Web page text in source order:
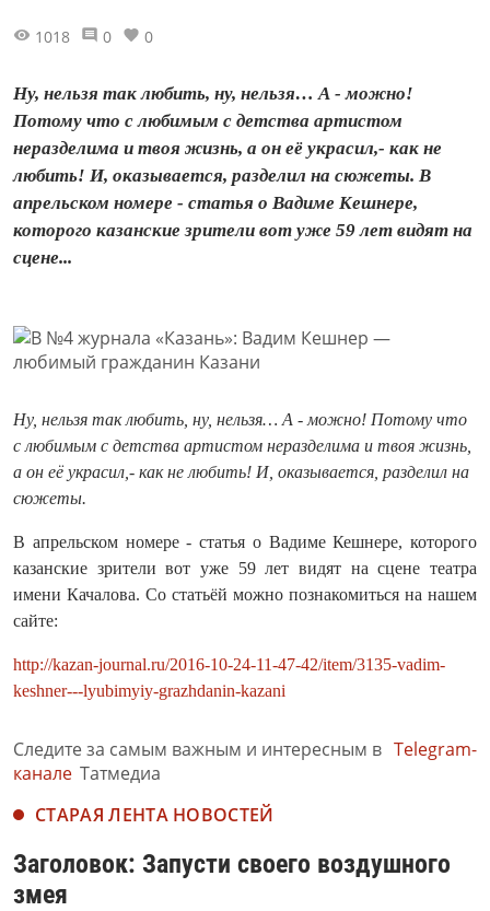
1018 0 0
Ну, нельзя так любить, ну, нельзя… А - можно!
Потому что с любимым с детства артистом
неразделима и твоя жизнь, а он её украсил,- как не
любить! И, оказывается, разделил на сюжеты. В
апрельском номере - статья о Вадиме Кешнере,
которого казанские зрители вот уже 59 лет видят на
сцене...
Ну, нельзя так любить, ну, нельзя… А - можно! Потому что
с любимым с детства артистом неразделима и твоя жизнь,
а он её украсил,- как не любить! И, оказывается, разделил на
сюжеты.
В апрельском номере - статья о Вадиме Кешнере, которого
казанские зрители вот уже 59 лет видят на сцене театра
имени Качалова. Со статьёй можно познакомиться на нашем
сайте:
http://kazan-journal.ru/2016-10-24-11-47-42/item/3135-vadim-
keshner---lyubimyiy-grazhdanin-kazani
Следите за самым важным и интересным в Telegram-
канале Татмедиа
СТАРАЯ ЛЕНТА НОВОСТЕЙ
Заголовок: Запусти своего воздушного
змея